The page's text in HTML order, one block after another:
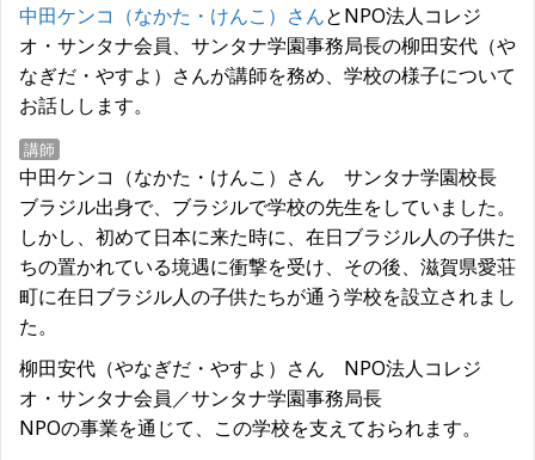
中田ケンコ（なかた・けんこ）さんとNPO法人コレジ
オ・サンタナ会員、サンタナ学園事務局長の柳田安代（や
なぎだ・やすよ）さんが講師を務め、学校の様子について
お話しします。
講師
中田ケンコ（なかた・けんこ）さん サンタナ学園校長
ブラジル出身で、ブラジルで学校の先生をしていました。
しかし、初めて日本に来た時に、在日ブラジル人の子供た
ちの置かれている境遇に衝撃を受け、その後、滋賀県愛荘
町に在日ブラジル人の子供たちが通う学校を設立されまし
た。
柳田安代（やなぎだ・やすよ）さん NPO法人コレジ
オ・サンタナ会員／サンタナ学園事務局長
NPOの事業を通じて、この学校を支えておられます。